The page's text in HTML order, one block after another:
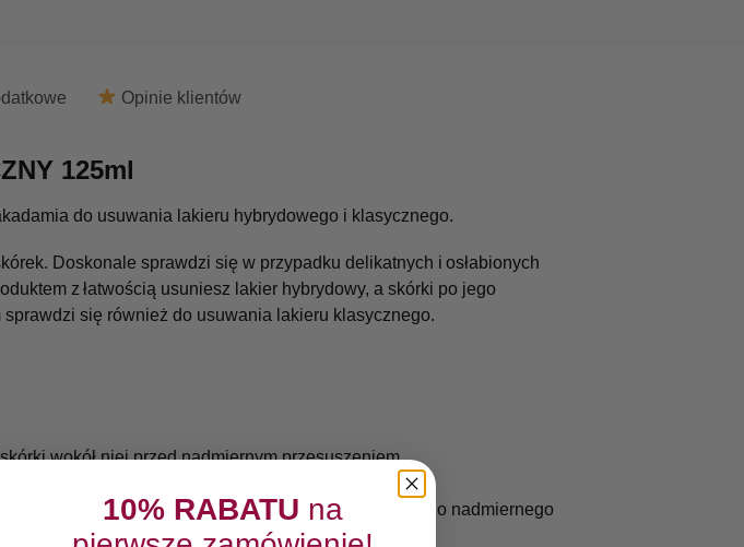
Opinie klientów
125ml
do usuwania lakieru hybrydowego i klasycznego.
Doskonale sprawdzi się w przypadku delikatnych i osłabionych
z łatwością usuniesz lakier hybrydowy, a skórki po jego
się również do usuwania lakieru klasycznego.
wokół niej przed nadmiernym przesuszeniem,
w przypadku delikatnej płytki paznokcia z tendencją do nadmiernego
lakierów hybrydowych oraz klasycznych,
10% RABATU na